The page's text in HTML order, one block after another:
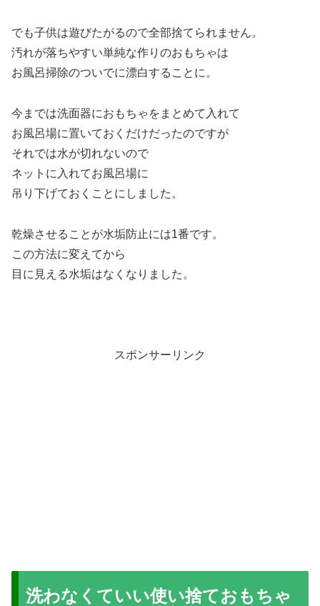
でも子供は遊びたがるので全部捨てられません。
汚れが落ちやすい単純な作りのおもちゃは
お風呂掃除のついでに漂白することに。
今までは洗面器におもちゃをまとめて入れて
お風呂場に置いておくだけだったのですが
それでは水が切れないので
ネットに入れてお風呂場に
吊り下げておくことにしました。
乾燥させることが水垢防止には1番です。
この方法に変えてから
目に見える水垢はなくなりました。
スポンサーリンク
洗わなくていい使い捨ておもちゃ